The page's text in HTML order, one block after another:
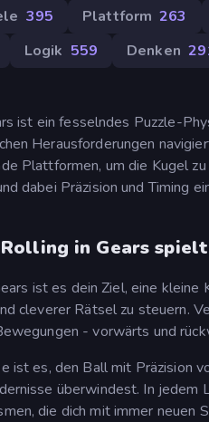
395 Plattform 263
Logik 559 Denken
ist ein fesselndes Puzzle-
Herausforderungen
Plattformen, um die Kugel
dabei Präzision und Timing
in Gears spielt
ist es dein Ziel, eine
cleverer Rätsel zu steuern.
- vorwärts und
ist es, den Ball mit Präzision
überwindest. In
die dich mit immer neuen